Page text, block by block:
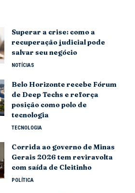
Superar a crise: como a
recuperação judicial pode
salvar seu negócio
NOTÍCIAS
Belo Horizonte recebe Fórum
de Deep Techs e reforça
posição como polo de
tecnologia
TECNOLOGIA
Corrida ao governo de Minas
Gerais 2026 tem reviravolta
com saída de Cleitinho
POLÍTICA